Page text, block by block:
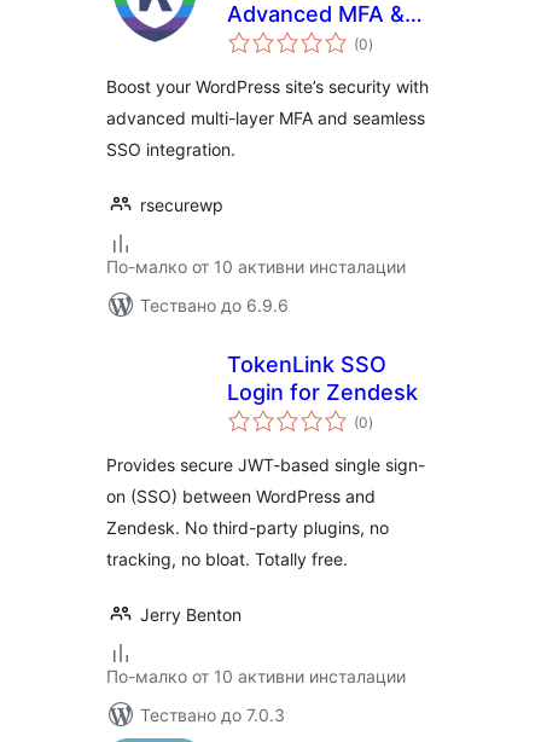
Advanced MFA &
SSO Plugin
(0общо
оценки
)
Boost your WordPress site’s security with
advanced multi-layer MFA and seamless
SSO integration.
rsecurewp
По-малко от 10 активни инсталации
Тествано до 6.9.6
TokenLink SSO
Login for Zendesk
(0общо
оценки
)
Provides secure JWT-based single sign-
on (SSO) between WordPress and
Zendesk. No third-party plugins, no
tracking, no bloat. Totally free.
Jerry Benton
По-малко от 10 активни инсталации
Тествано до 7.0.3